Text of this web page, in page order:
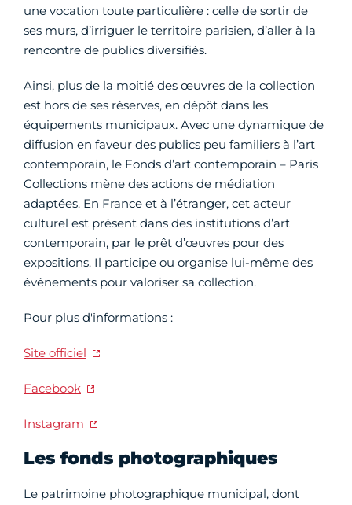
une vocation toute particulière : celle de sortir de
ses murs, d’irriguer le territoire parisien, d’aller à la
rencontre de publics diversifiés.
Ainsi, plus de la moitié des œuvres de la collection
est hors de ses réserves, en dépôt dans les
équipements municipaux. Avec une dynamique de
diffusion en faveur des publics peu familiers à l’art
contemporain, le Fonds d’art contemporain – Paris
Collections mène des actions de médiation
adaptées. En France et à l’étranger, cet acteur
culturel est présent dans des institutions d’art
contemporain, par le prêt d’œuvres pour des
expositions. Il participe ou organise lui-même des
événements pour valoriser sa collection.
Pour plus d'informations :
Site officiel
Facebook
Instagram
Les fonds photographiques
Le patrimoine photographique municipal, dont